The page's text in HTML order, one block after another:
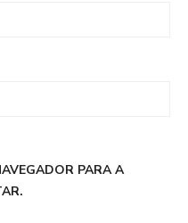
PARA A